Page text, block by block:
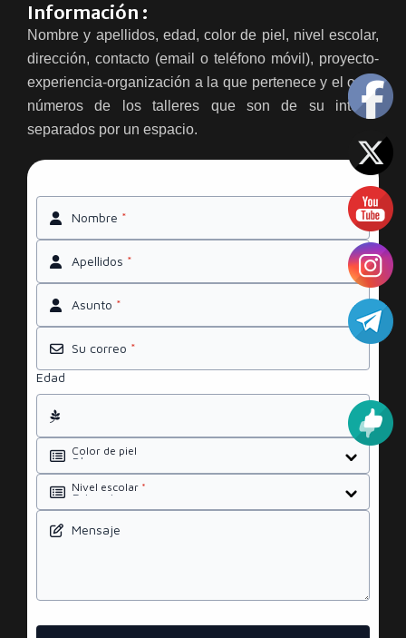
Información :
Nombre y apellidos, edad, color de piel, nivel escolar,
dirección, contacto (email o teléfono móvil), proyecto-
experiencia-organización a la que pertenece y el o los
números de los talleres que son de su interés
separados por un espacio.
Nombre *
Apellidos *
Asunto *
Su correo *
Edad
Color de piel
Nivel escolar *
Mensaje